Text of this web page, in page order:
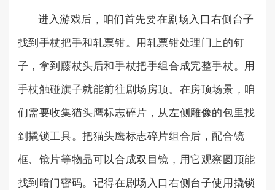
进入游戏后，咱们首先要在剧场入口右侧台子
找到手杖把手和轧票钳。用轧票钳处理门上的钉
子，拿到藤杖头后和手杖把手组合成完整手杖。用
手杖触碰旗子就能前往剧场房顶。在房顶场景，咱
们需要收集猫头鹰标志碎片，从左侧雕像的包里找
到撬锁工具。把猫头鹰标志碎片组合后，配合镜
框、镜片等物品可以合成双目镜，用它观察圆顶能
找到暗门密码。记得在剧场入口右侧台子使用撬锁